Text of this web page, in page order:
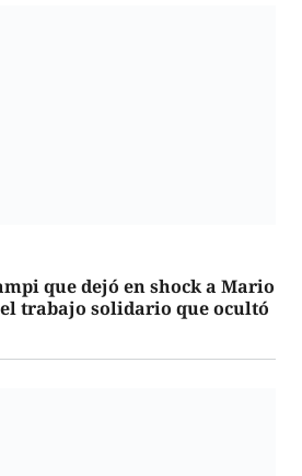
que dejó en shock a Mario
trabajo solidario que ocultó